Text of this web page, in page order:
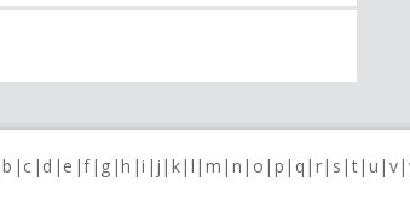
b c d e f g h i j k l m n o p q r s t u v